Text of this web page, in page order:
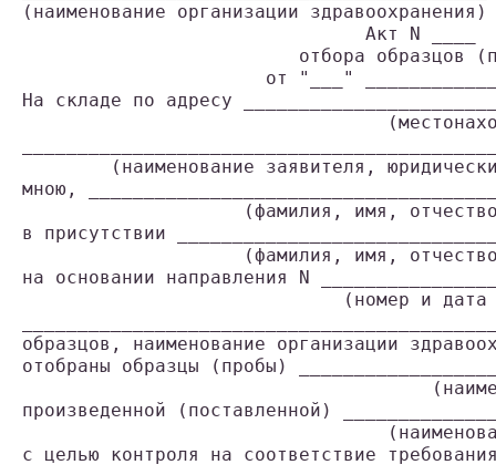
(наименование организации здравоохранения)
                               Акт N ____
отбора образцов
от "___"
На складе по адресу
(наименование заявителя,
мною,
(фамилия, имя,
в присутствии
(фамилия, имя,
на основании направления N
(номер и
образцов, наименование организации
отобраны образцы (пробы)
произведенной (поставленной)
с целью контроля на соответствие